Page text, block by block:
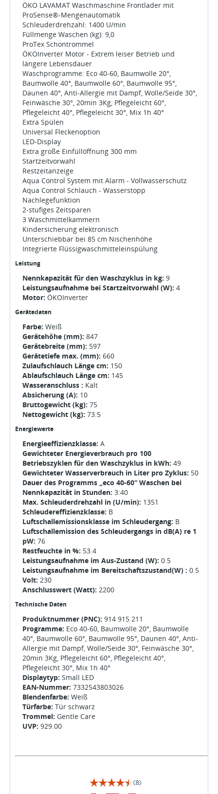
ÖKO LAVAMAT Waschmaschine Frontlader mit
ProSense®-Mengenautomatik
Schleuderdrehzahl: 1400 U/min
Füllmenge Waschen (kg): 9,0
ProTex Schontrommel
ÖKOInverter Motor - Extrem leiser Betrieb und
längere Lebensdauer
Waschprogramme: Eco 40-60, Baumwolle 20°,
Baumwolle 40°, Baumwolle 60°, Baumwolle 95°,
Daunen 40°, Anti-Allergie mit Dampf, Wolle/Seide 30°,
Feinwäsche 30°, 20min 3Kg, Pflegeleicht 60°,
Pflegeleicht 40°, Pflegeleicht 30°, Mix 1h 40°
Extra Spülen
Universal Fleckenoption
LED-Display
Extra große Einfüllöffnung 300 mm
Startzeitvorwahl
Restzeitanzeige
Aqua Control System mit Alarm - Vollwasserschutz
Aqua Control Schlauch - Wasserstopp
Nachlegefunktion
2-stufiges Zeitsparen
3 Waschmittelkammern
Kindersicherung elektronisch
Unterschiebbar bei 85 cm Nischenhöhe
Integrierte Flüssigwaschmitteleinspülung
Leistung
Nennkapazität für den Waschzyklus in kg: 9
Leistungsaufnahme bei Startzeitvorwahl (W): 4
Motor: ÖKOInverter
Gerätedaten
Farbe: Weiß
Gerätehöhe (mm): 847
Gerätebreite (mm): 597
Gerätetiefe max. (mm): 660
Zulaufschlauch Länge cm: 150
Ablaufschlauch Länge cm: 145
Wasseranschluss : Kalt
Absicherung (A): 10
Bruttogewicht (kg): 75
Nettogewicht (kg): 73.5
Energiewerte
Energieeffizienzklasse: A
Gewichteter Energieverbrauch pro 100
Betriebszyklen für den Waschzyklus in kWh: 49
Gewichteter Wasserverbrauch in Liter pro Zyklus: 50
Dauer des Programms „eco 40-60“ Waschen bei
Nennkapazität in Stunden: 3:40
Max. Schleuderdrehzahl in (U/min): 1351
Schleudereffizienzklasse: B
Luftschallemissionsklasse im Schleudergang: B
Luftschallemission des Schleudergangs in dB(A) re 1
pW: 76
Restfeuchte in %: 53.4
Leistungsaufnahme im Aus-Zustand (W): 0.5
Leistungsaufnahme im Bereitschaftszustand(W) : 0.5
Volt: 230
Anschlusswert (Watt): 2200
Technische Daten
Produktnummer (PNC): 914 915 211
Programme: Eco 40-60, Baumwolle 20°, Baumwolle
40°, Baumwolle 60°, Baumwolle 95°, Daunen 40°, Anti-
Allergie mit Dampf, Wolle/Seide 30°, Feinwäsche 30°,
20min 3Kg, Pflegeleicht 60°, Pflegeleicht 40°,
Pflegeleicht 30°, Mix 1h 40°
Displaytyp: Small LED
EAN-Nummer: 7332543803026
Blendenfarbe: Weiß
Türfarbe: Tür schwarz
Trommel: Gentle Care
UVP: 929.00
(8)